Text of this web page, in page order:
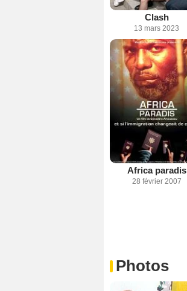
Clash
13 mars 2023
Africa paradis
28 février 2007
Photos